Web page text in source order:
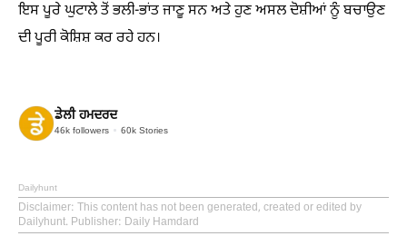
ਇਸ ਪੂਰੇ ਘੁਟਾਲੇ ਤੋਂ ਭਲੀ-ਭਾਂਤ ਜਾਣੂ ਸਨ ਅਤੇ ਹੁਣ ਅਸਲ ਦੋਸ਼ੀਆਂ ਨੂੰ ਬਚਾਉਣ
ਦੀ ਪੂਰੀ ਕੋਸ਼ਿਸ਼ ਕਰ ਰਹੇ ਹਨ।
ਡੇਲੀ ਹਮਦਰਦ
46k followers 60k Stories
Dailyhunt
Disclaimer: This content has not been generated, created or edited by
Dailyhunt. Publisher: Daily Hamdard